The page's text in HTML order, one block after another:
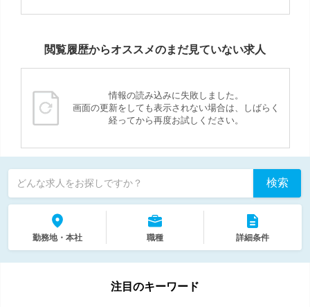
閲覧履歴からオススメのまだ見ていない求人
情報の読み込みに失敗しました。
画面の更新をしても表示されない場合は、しばらく
経ってから再度お試しください。
どんな求人をお探しですか？ 検索
勤務地・本社 職種 詳細条件
注目のキーワード